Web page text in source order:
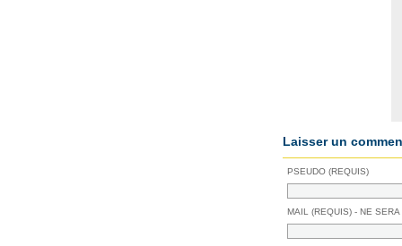
Laisser un
PSEUDO (REQUIS)
MAIL (REQUIS) - NE